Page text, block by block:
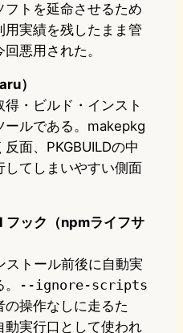
トを延命させるため
実績を残したまま管
悪用された。
）
・ビルド・インスト
ールである。makepkg
面、PKGBUILDの中
てしまいやすい側面
ック（npmライフサ
トール前後に自動実
--ignore-scripts
操作なしに走るた
実行口として使われ